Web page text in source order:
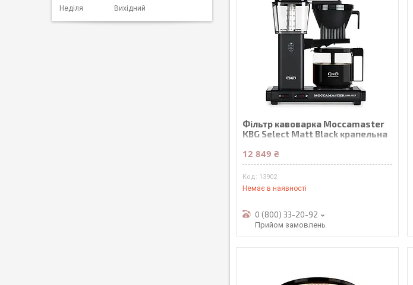
Фільтр кавоварка Moccamaster
KBG Select Matt Black крапельна
12 849 ₴
13902
Немає в наявності
0 (800) 33-20-92
Прийом замовлень
Неділя
Вихідний